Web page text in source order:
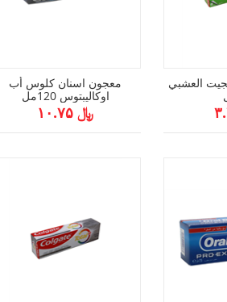
معجون اسنان كلوس أب
اوكاليبتوس 120مل
﷼ ۱۰.۷۵
العشبي